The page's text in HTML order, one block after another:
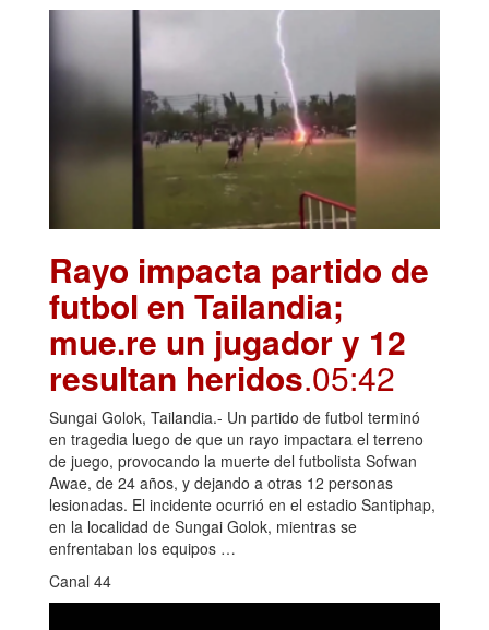
Rayo impacta partido de
futbol en Tailandia;
mue.re un jugador y 12
resultan heridos.05:42
Sungai Golok, Tailandia.- Un partido de futbol terminó
en tragedia luego de que un rayo impactara el terreno
de juego, provocando la muerte del futbolista Sofwan
Awae, de 24 años, y dejando a otras 12 personas
lesionadas. El incidente ocurrió en el estadio Santiphap,
en la localidad de Sungai Golok, mientras se
enfrentaban los equipos …
Canal 44